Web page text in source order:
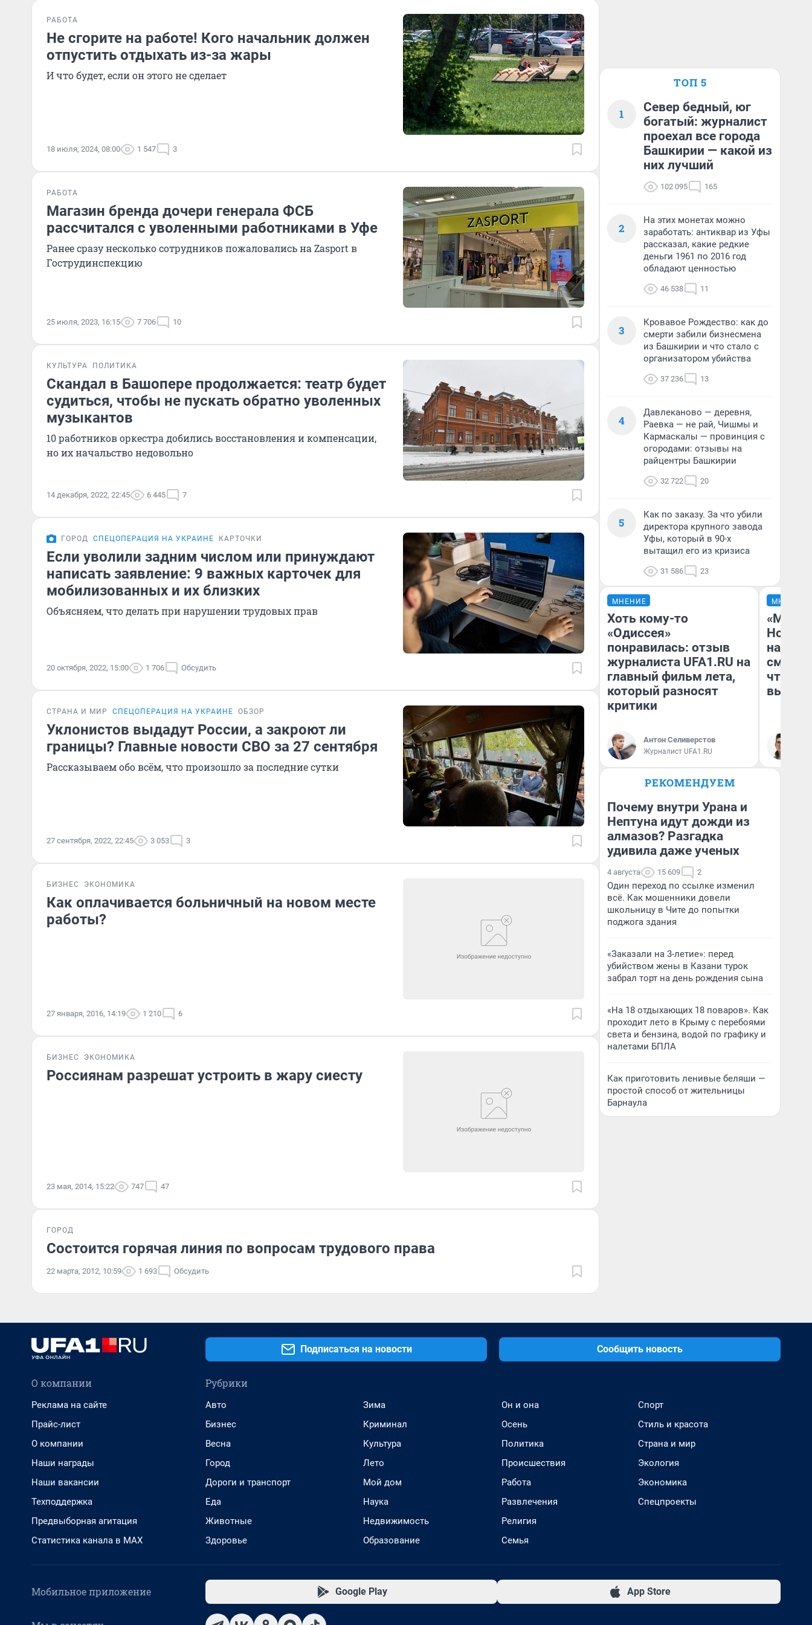
РАБОТА
Не сгорите на работе! Кого начальник должен
отпустить отдыхать из-за жары
И что будет, если он этого не сделает
18 июля, 2024, 08:00 1 547 3
РАБОТА
Магазин бренда дочери генерала ФСБ
рассчитался с уволенными работниками в Уфе
Ранее сразу несколько сотрудников пожаловались на Zasport в
Гострудинспекцию
25 июля, 2023, 16:15 7 706 10
КУЛЬТУРА ПОЛИТИКА
Скандал в Башопере продолжается: театр будет
судиться, чтобы не пускать обратно уволенных
музыкантов
10 работников оркестра добились восстановления и компенсации,
но их начальство недовольно
14 декабря, 2022, 22:45 6 445 7
ГОРОД СПЕЦОПЕРАЦИЯ НА УКРАИНЕ КАРТОЧКИ
Если уволили задним числом или принуждают
написать заявление: 9 важных карточек для
мобилизованных и их близких
Объясняем, что делать при нарушении трудовых прав
20 октября, 2022, 15:00 1 706 Обсудить
СТРАНА И МИР СПЕЦОПЕРАЦИЯ НА УКРАИНЕ ОБЗОР
Уклонистов выдадут России, а закроют ли
границы? Главные новости СВО за 27 сентября
Рассказываем обо всём, что произошло за последние сутки
27 сентября, 2022, 22:45 3 053 3
БИЗНЕС ЭКОНОМИКА
Как оплачивается больничный на новом месте
работы?
27 января, 2016, 14:19 1 210 6
БИЗНЕС ЭКОНОМИКА
Россиянам разрешат устроить в жару сиесту
23 мая, 2014, 15:22 747 47
ГОРОД
Состоится горячая линия по вопросам трудового права
22 марта, 2012, 10:59 1 693 Обсудить
ТОП 5
1
Север бедный, юг
богатый: журналист
проехал все города
Башкирии — какой из
них лучший
102 095 165
2
На этих монетах можно
заработать: антиквар из Уфы
рассказал, какие редкие
деньги 1961 по 2016 год
обладают ценностью
46 538 11
3
Кровавое Рождество: как до
смерти забили бизнесмена
из Башкирии и что стало с
организатором убийства
37 236 13
4
Давлеканово — деревня,
Раевка — не рай, Чишмы и
Кармаскалы — провинция с
огородами: отзывы на
райцентры Башкирии
32 722 20
5
Как по заказу. За что убили
директора крупного завода
Уфы, который в 90-х
вытащил его из кризиса
31 586 23
МНЕНИЕ
Хоть кому-то
«Одиссея»
понравилась: отзыв
журналиста UFA1.RU на
главный фильм лета,
который разносят
критики
Антон Селиверстов
Журналист UFA1.RU
МНЕНИЕ
«Мы
чтобы
РЕКОМЕНДУЕМ
Почему внутри Урана и
Нептуна идут дожди из
алмазов? Разгадка
удивила даже ученых
4 августа 15 609 2
Один переход по ссылке изменил
всё. Как мошенники довели
школьницу в Чите до попытки
поджога здания
«Заказали на 3-летие»: перед
убийством жены в Казани турок
забрал торт на день рождения сына
«На 18 отдыхающих 18 поваров». Как
проходит лето в Крыму с перебоями
света и бензина, водой по графику и
налетами БПЛА
Как приготовить ленивые беляши —
простой способ от жительницы
Барнаула
Подписаться на новости Сообщить новость
О компании
Реклама на сайте
Прайс-лист
О компании
Наши награды
Наши вакансии
Техподдержка
Предвыборная агитация
Статистика канала в MAX
Рубрики
Авто
Бизнес
Весна
Город
Дороги и транспорт
Еда
Животные
Здоровье
Зима
Криминал
Культура
Лето
Мой дом
Наука
Недвижимость
Образование
Он и она
Осень
Политика
Происшествия
Работа
Развлечения
Религия
Семья
Спорт
Стиль и красота
Страна и мир
Экология
Экономика
Спецпроекты
Мобильное приложение Google Play App Store